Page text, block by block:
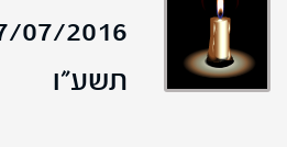
07/2016,
תשע"ו